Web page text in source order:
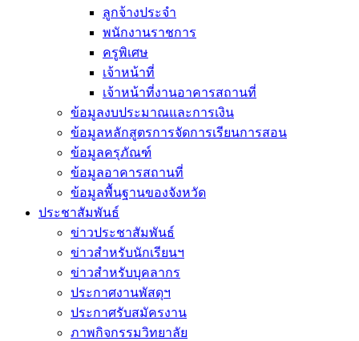
ลูกจ้างประจำ
พนักงานราชการ
ครูพิเศษ
เจ้าหน้าที่
เจ้าหน้าที่งานอาคารสถานที่
ข้อมูลงบประมาณและการเงิน
ข้อมูลหลักสูตรการจัดการเรียนการสอน
ข้อมูลครุภัณฑ์
ข้อมูลอาคารสถานที่
ข้อมูลพื้นฐานของจังหวัด
ประชาสัมพันธ์
ข่าวประชาสัมพันธ์
ข่าวสำหรับนักเรียนฯ
ข่าวสำหรับบุคลากร
ประกาศงานพัสดุฯ
ประกาศรับสมัครงาน
ภาพกิจกรรมวิทยาลัย